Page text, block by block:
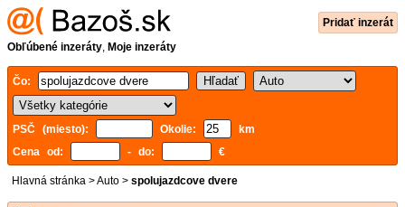
Pridať inzerát
Obľúbené inzeráty, Moje inzeráty
Čo:
PSČ (miesto): Okolie:
km
Cena od:
- do: €
Hlavná stránka >Auto > spolujazdcove dvere